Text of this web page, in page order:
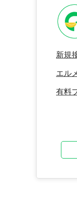
新規
エル
有料